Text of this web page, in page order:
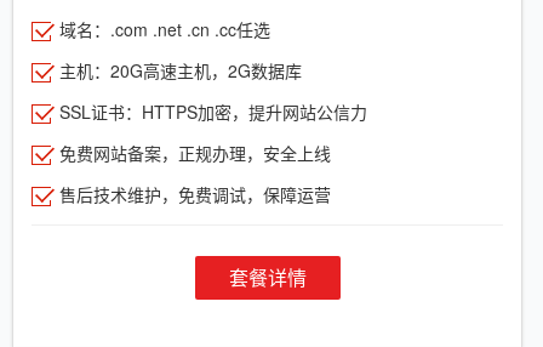
域名：.com .net .cn .cc任选
主机：20G高速主机，2G数据库
SSL证书：HTTPS加密，提升网站公信力
免费网站备案，正规办理，安全上线
售后技术维护，免费调试，保障运营
套餐详情